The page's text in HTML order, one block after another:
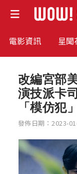
電影資訊 星聞
改編宮部
演技派卡
「模仿犯」
發佈日期：2023-